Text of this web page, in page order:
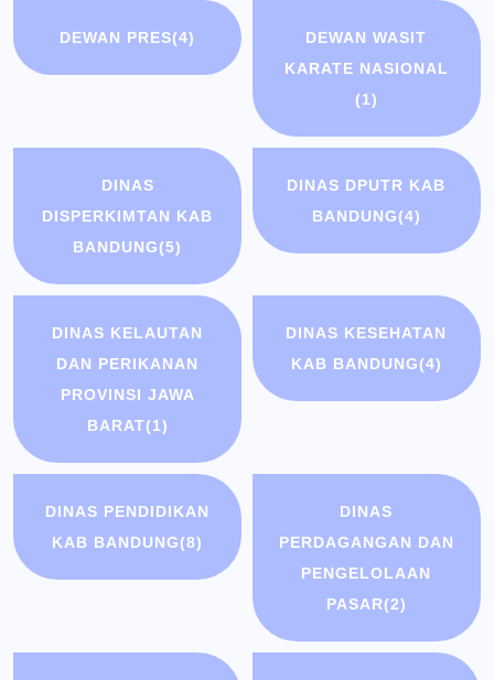
DEWAN PRES(4)
DEWAN WASIT
KARATE NASIONAL
(1)
DINAS
DISPERKIMTAN KAB
BANDUNG(5)
DINAS DPUTR KAB
BANDUNG(4)
DINAS KELAUTAN
DAN PERIKANAN
PROVINSI JAWA
BARAT(1)
DINAS KESEHATAN
KAB BANDUNG(4)
DINAS PENDIDIKAN
KAB BANDUNG(8)
DINAS
PERDAGANGAN DAN
PENGELOLAAN
PASAR(2)